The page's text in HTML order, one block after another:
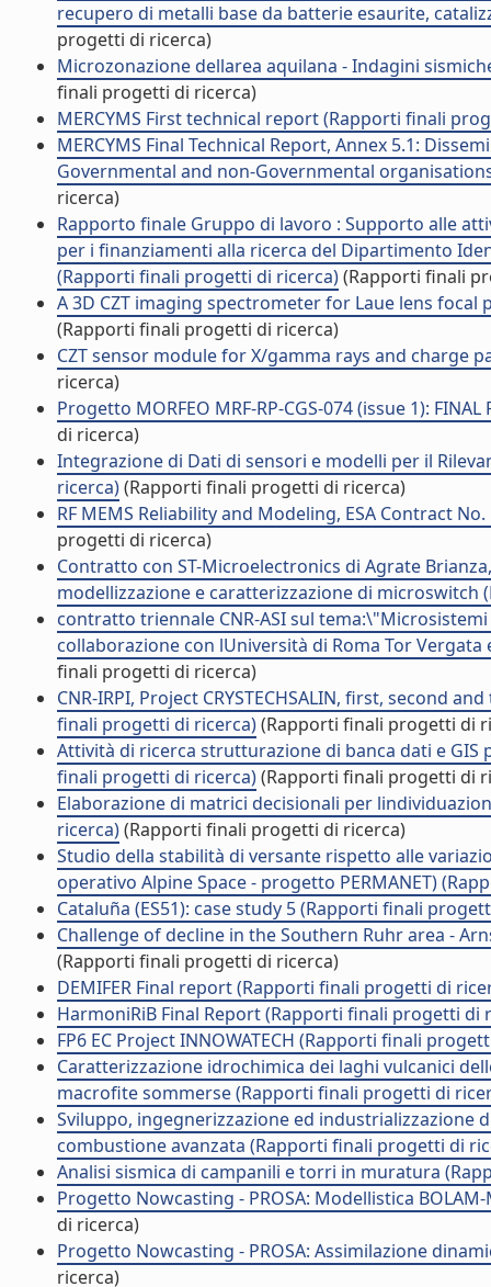
recupero di metalli base da batterie esaurite,
progetti di ricerca)
Microzonazione dellarea aquilana - Indagini
finali progetti di ricerca)
MERCYMS First technical report (Rapporti finali
MERCYMS Final Technical Report, Annex 5.1:
Governmental and non-Governmental
ricerca)
Rapporto finale Gruppo di lavoro : Supporto alle
per i finanziamenti alla ricerca del Dipartimento
(Rapporti finali progetti di ricerca)(Rapporti finali
A 3D CZT imaging spectrometer for Laue lens
(Rapporti finali progetti di ricerca)
CZT sensor module for X/gamma rays and charge
ricerca)
Progetto MORFEO MRF-RP-CGS-074 (issue 1):
di ricerca)
Integrazione di Dati di sensori e modelli per il
ricerca)(Rapporti finali progetti di ricerca)
RF MEMS Reliability and Modeling, ESA Contract
progetti di ricerca)
Contratto con ST-Microelectronics di Agrate
modellizzazione e caratterizzazione di
contratto triennale CNR-ASI sul
collaborazione con lUniversità di Roma Tor
finali progetti di ricerca)
CNR-IRPI, Project CRYSTECHSALIN, first, second
finali progetti di ricerca)(Rapporti finali progetti di
Attività di ricerca strutturazione di banca dati e
finali progetti di ricerca)(Rapporti finali progetti di
Elaborazione di matrici decisionali per
ricerca)(Rapporti finali progetti di ricerca)
Studio della stabilità di versante rispetto alle
operativo Alpine Space - progetto PERMANET)
Cataluña (ES51): case study 5 (Rapporti finali
Challenge of decline in the Southern Ruhr area -
(Rapporti finali progetti di ricerca)
DEMIFER Final report (Rapporti finali progetti di
HarmoniRiB Final Report (Rapporti finali progetti di
FP6 EC Project INNOWATECH (Rapporti finali
Caratterizzazione idrochimica dei laghi vulcanici
macrofite sommerse (Rapporti finali progetti di
Sviluppo, ingegnerizzazione ed industrializzazione
combustione avanzata (Rapporti finali progetti di
Analisi sismica di campanili e torri in muratura
Progetto Nowcasting - PROSA: Modellistica
di ricerca)
Progetto Nowcasting - PROSA: Assimilazione
ricerca)